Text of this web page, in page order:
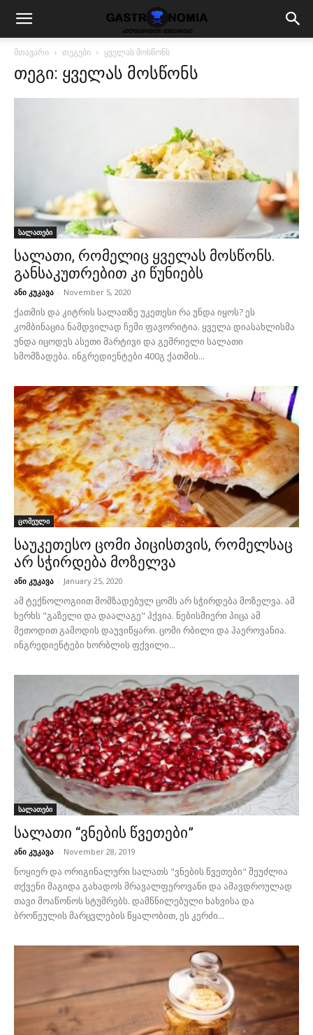
მთავარი თეგები ყველას მოსწონს
თეგი: ყველას მოსწონს
სალათები
სალათი, რომელიც ყველას მოსწონს.
განსაკუთრებით კი წუნიებს
ანი კუკავა - November 5, 2020
ქათმის და კიტრის სალათზე უკეთესი რა უნდა იყოს? ეს
კომბინაცია ნამდვილად ჩემი ფავორიტია. ყველა დიასახლისმა
უნდა იცოდეს ასეთი მარტივი და გემრიელი სალათი
სმომზადება. ინგრედიენტები 400გ ქათმის...
ცომეული
საუკეთესო ცომი პიცისთვის, რომელსაც
არ სჭირდება მოზელვა
ანი კუკავა - January 25, 2020
ამ ტექნოლოგიით მომზადებულ ცომს არ სჭირდება მოზელვა. ამ
ხერხს "გაზელი და დაალაგე" ჰქვია. ნებისმიერი პიცა ამ
მეთოდით გამოდის დაუვიწყარი. ცომი რბილი და ჰაეროვანია.
ინგრედიენტები ხორბლის ფქვილი...
სალათები
სალათი “ვნების წვეთები”
ანი კუკავა - November 28, 2019
ნოყიერ და ორიგინალური სალათს "ვნების წვეთები" შეუძლია
თქვენი მაგიდა გახადოს მრავალფეროვანი და ამავდროულად
თავი მოაწონოს სტუმრებს. დამწნილებული ხახვისა და
ბროწეულის მარცვლების წყალობით, ეს კერძი...